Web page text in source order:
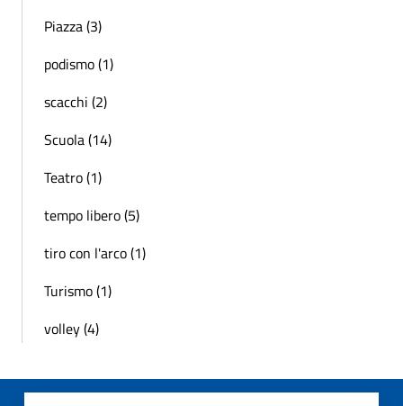
Piazza (3)
podismo (1)
scacchi (2)
Scuola (14)
Teatro (1)
tempo libero (5)
tiro con l'arco (1)
Turismo (1)
volley (4)